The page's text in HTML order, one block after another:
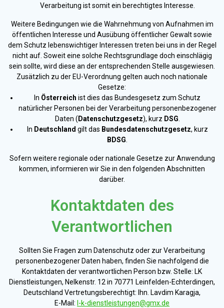
Verarbeitung ist somit ein berechtigtes Interesse.
Weitere Bedingungen wie die Wahrnehmung von Aufnahmen im
öffentlichen Interesse und Ausübung öffentlicher Gewalt sowie
dem Schutz lebenswichtiger Interessen treten bei uns in der Regel
nicht auf. Soweit eine solche Rechtsgrundlage doch einschlägig
sein sollte, wird diese an der entsprechenden Stelle ausgewiesen.
Zusätzlich zu der EU-Verordnung gelten auch noch nationale
Gesetze:
In Österreich ist dies das Bundesgesetz zum Schutz
natürlicher Personen bei der Verarbeitung personenbezogener
Daten ( Datenschutzgesetz), kurz DSG
In Deutschland gilt das Bundesdatenschutzgesetz, kurz
BDSG
Sofern weitere regionale oder nationale Gesetze zur Anwendung
kommen, informieren wir Sie in den folgenden Abschnitten
darüber.
Kontaktdaten des
Verantwortlichen
Sollten Sie Fragen zum Datenschutz oder zur Verarbeitung
personenbezogener Daten haben, finden Sie nachfolgend die
Kontaktdaten der verantwortlichen Person bzw. Stelle: LK
Dienstleistungen, Nelkenstr. 12 in 70771 Leinfelden-Echterdingen,
Deutschland Vertretungsberechtigt: Ihn. Lavdim Karagja,
E-Mail: l-k-dienstleistungen@gmx.de